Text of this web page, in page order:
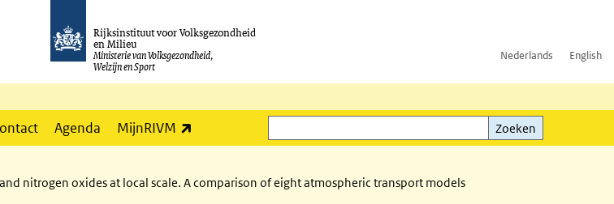
Rijksinstituut voor Volksgezondheid
en Milieu
Ministerie van Volksgezondheid,
Welzijn en Sport
Nederlands English
Agenda MijnRIVM
Zoeken
Zoeken
nitrogen oxides at local scale. A comparison of eight atmospheric transport models